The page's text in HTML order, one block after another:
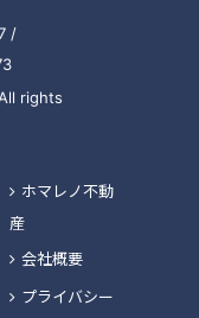
/
rights
ホマレノ不動
産
会社概要
プライバシー